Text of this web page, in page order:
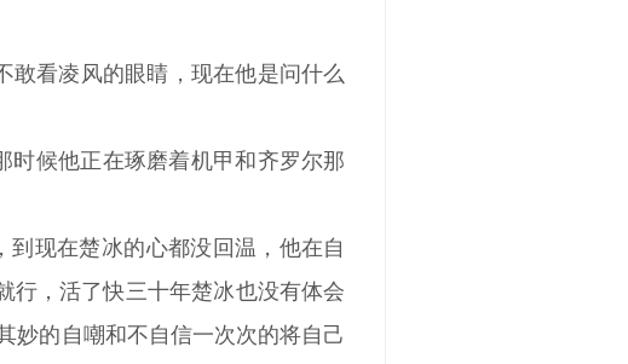
敢看凌风的眼睛，现在他是问什么
时候他正在琢磨着机甲和齐罗尔那
到现在楚冰的心都没回温，他在自
行，活了快三十年楚冰也没有体会
妙的自嘲和不自信一次次的将自己